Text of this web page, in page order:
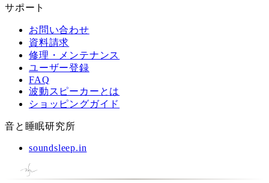
サポート
お問い合わせ
資料請求
修理・メンテナンス
ユーザー登録
FAQ
波動スピーカーとは
ショッピングガイド
音と睡眠研究所
soundsleep.in